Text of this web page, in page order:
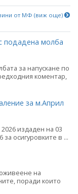
от МФ (виж още)
подадена молба
за напускане по
коментар,
за м.Април
издаден на 03
осигуровките в ...
на
поради които